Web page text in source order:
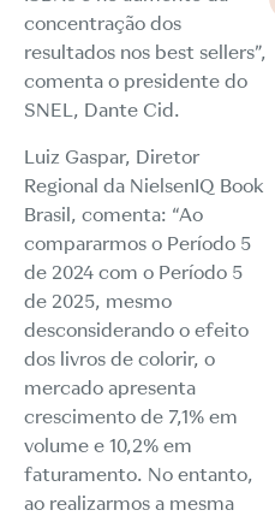
concentração dos
resultados nos best sellers”,
comenta o presidente do
SNEL, Dante Cid.
Luiz Gaspar, Diretor
Regional da NielsenIQ Book
Brasil, comenta: “Ao
compararmos o Período 5
de 2024 com o Período 5
de 2025, mesmo
desconsiderando o efeito
dos livros de colorir, o
mercado apresenta
crescimento de 7,1% em
volume e 10,2% em
faturamento. No entanto,
ao realizarmos a mesma